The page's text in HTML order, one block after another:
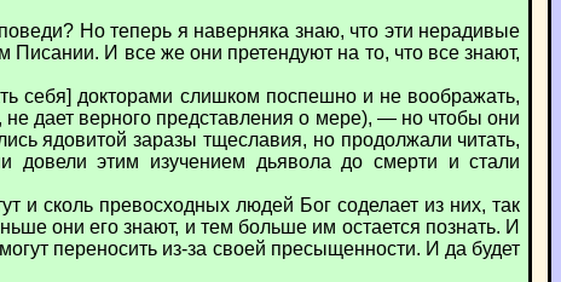
Но теперь я наверняка знаю, что эти нерадивые
И все же они претендуют на то, что все знают,
себя] докторами слишком поспешно и не воображать,
не дает верного представления о мере), — но чтобы они
ядовитой заразы тщеславия, но продолжали читать,
довели этим изучением дьявола до смерти и стали
и сколь превосходных людей Бог соделает из них, так
они его знают, и тем больше им остается познать. И
переносить из-за своей пресыщенности. И да будет